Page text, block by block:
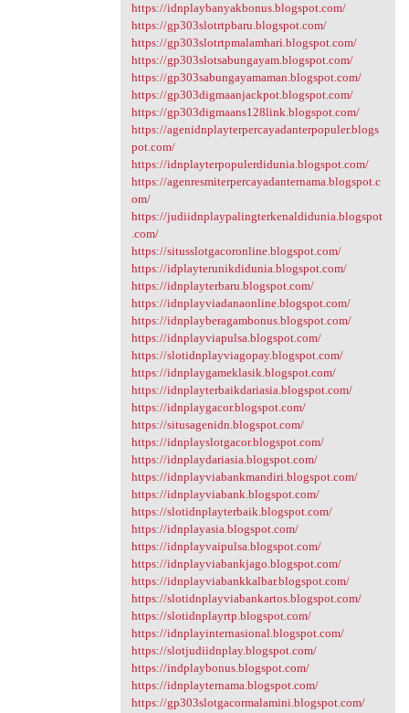
https://idnplaybanyakbonus.blogspot.com/
https://gp303slotrtpbaru.blogspot.com/
https://gp303slotrtpmalamhari.blogspot.com/
https://gp303slotsabungayam.blogspot.com/
https://gp303sabungayamaman.blogspot.com/
https://gp303digmaanjackpot.blogspot.com/
https://gp303digmaans128link.blogspot.com/
https://agenidnplayterpercayadanterpopuler.blogs
pot.com/
https://idnplayterpopulerdidunia.blogspot.com/
https://agenresmiterpercayadanternama.blogspot.c
om/
https://judiidnplaypalingterkenaldidunia.blogspot
.com/
https://situsslotgacoronline.blogspot.com/
https://idplayterunikdidunia.blogspot.com/
https://idnplayterbaru.blogspot.com/
https://idnplayviadanaonline.blogspot.com/
https://idnplayberagambonus.blogspot.com/
https://idnplayviapulsa.blogspot.com/
https://slotidnplayviagopay.blogspot.com/
https://idnplaygameklasik.blogspot.com/
https://idnplayterbaikdariasia.blogspot.com/
https://idnplaygacor.blogspot.com/
https://situsagenidn.blogspot.com/
https://idnplayslotgacor.blogspot.com/
https://idnplaydariasia.blogspot.com/
https://idnplayviabankmandiri.blogspot.com/
https://idnplayviabank.blogspot.com/
https://slotidnplayterbaik.blogspot.com/
https://idnplayasia.blogspot.com/
https://idnplayvaipulsa.blogspot.com/
https://idnplayviabankjago.blogspot.com/
https://idnplayviabankkalbar.blogspot.com/
https://slotidnplayviabankartos.blogspot.com/
https://slotidnplayrtp.blogspot.com/
https://idnplayinternasional.blogspot.com/
https://slotjudiidnplay.blogspot.com/
https://indplaybonus.blogspot.com/
https://idnplayternama.blogspot.com/
https://gp303slotgacormalamini.blogspot.com/